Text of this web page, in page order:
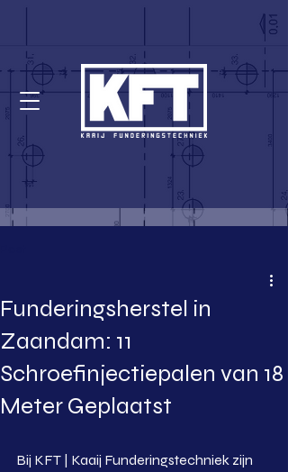
Funderingsherstel in
Zaandam: 11
Schroefinjectiepalen van 18
Meter Geplaatst
Bij KFT | Kaaij Funderingstechniek zijn